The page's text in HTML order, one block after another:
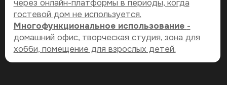
Адрес: ул. Раковская, д. 27
Эл.почта:divid.by@ya.ru
Телефон:
+375 (29) 332-19-20